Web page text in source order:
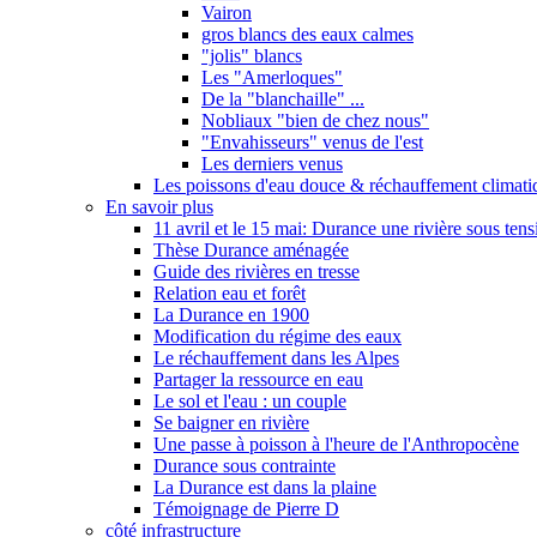
Vairon
gros blancs des eaux calmes
"jolis" blancs
Les "Amerloques"
De la "blanchaille" ...
Nobliaux "bien de chez nous"
"Envahisseurs" venus de l'est
Les derniers venus
Les poissons d'eau douce & réchauffement
En savoir plus
11 avril et le 15 mai: Durance une rivière sous
Thèse Durance aménagée
Guide des rivières en tresse
Relation eau et forêt
La Durance en 1900
Modification du régime des eaux
Le réchauffement dans les Alpes
Partager la ressource en eau
Le sol et l'eau : un couple
Se baigner en rivière
Une passe à poisson à l'heure de l'Anthropocène
Durance sous contrainte
La Durance est dans la plaine
Témoignage de Pierre D
côté infrastructure